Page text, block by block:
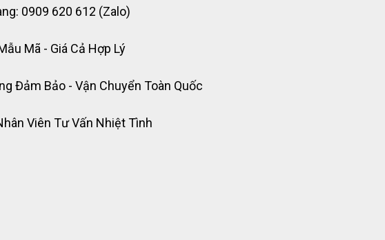
0909 620 612 (Zalo)
Mã - Giá Cả Hợp Lý
Đảm Bảo - Vận Chuyển Toàn Quốc
Viên Tư Vấn Nhiệt Tình